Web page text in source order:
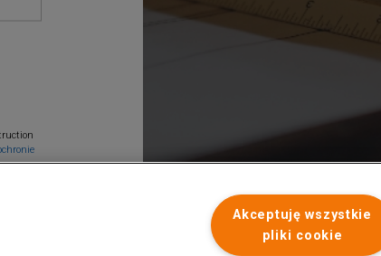
Akceptuję wszystkie
pliki cookie